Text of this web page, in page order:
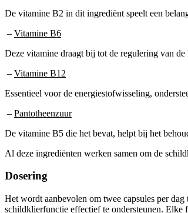
De vitamine B2 in dit ingrediënt speelt een
– Vitamine B6
Deze vitamine draagt bij tot de regulering van
– Vitamine B12
Essentieel voor de energiestofwisseling,
– Pantotheenzuur
De vitamine B5 die het bevat, helpt bij het
Al deze ingrediënten werken samen om de
Dosering
Het wordt aanbevolen om twee capsules per
schildklierfunctie effectief te ondersteunen. Elke